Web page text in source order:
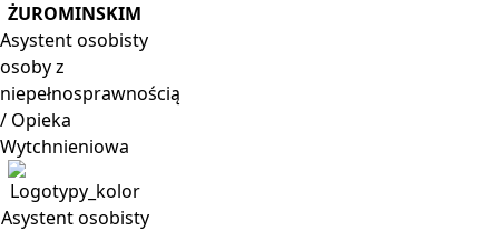
ŻUROMINSKIM
Asystentosobisty
osoby z
niepełnosprawnością
/ Opieka
Wytchnieniowa
Asystent osobisty